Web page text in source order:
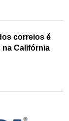
correios é
na Califórnia